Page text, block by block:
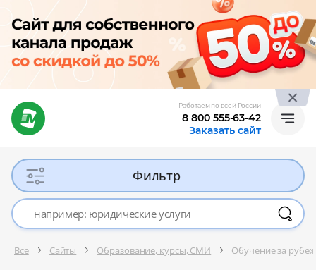
Работаем по всей России
8 800 555-63-42
Заказать сайт
Фильтр
Все Сайты Образование, курсы, СМИ Обучение за